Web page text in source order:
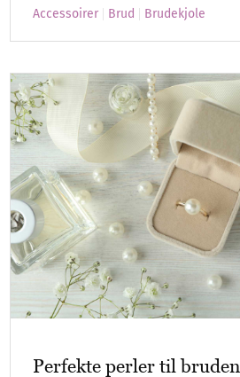
Accessoirer Brud Brudekjole
Perfekte perler til bruden